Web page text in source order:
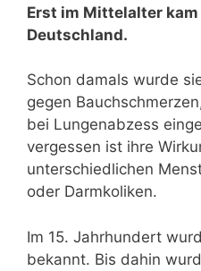
Erst im Mittelalter kam
Deutschland.
Schon damals wurde
gegen
bei Lungenabzess
vergessen ist ihre
unterschiedlichen
oder Darmkoliken.
Im 15. Jahrhundert
bekannt. Bis dahin